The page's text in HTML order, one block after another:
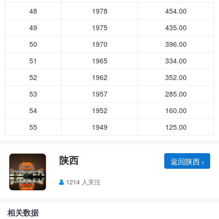
48 1978
454.00
49
1975
435.00
50
1970
396.00
51
1965
334.00
52
1962
352.00
53
1957
285.00
54
1952
160.00
55
1949 125.00
陕西 返回陕西
1214 人关注
相关数据